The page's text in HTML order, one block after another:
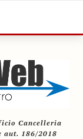
Cancelleria
aut. 186/2018